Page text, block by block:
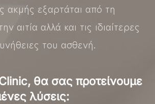
ακμής εξαρτάται από τη
αιτία αλλά και τις ιδιαίτερες
του ασθενή.
θα σας προτείνουμε
λύσεις: